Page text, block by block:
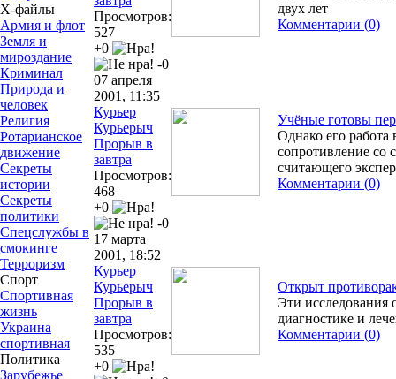
Х-файлы
Армия и флот
Земля и
мироздание
Криминал
Природа и
человек
Религия
Ротарианское
движение
Секреты
истории
Секреты
политики
Спецслужбы в
смокинге
Терроризм
Спорт
Спортивная
жизнь
Украина
спортивная
Политика
Зарубежье
Просмотров:
527
+0
-0
двух лет
Комментарии (0)
07 апреля
2001, 11:35
Курьер
Курьерыч
Прорыв в
завтра
Просмотров:
468
+0
-0
Учёные готовы
Однако его работа
сопротивление со
считающего
Комментарии (0)
17 марта
2001, 18:52
Курьер
Курьерыч
Прорыв в
завтра
Просмотров:
535
+0
Открыт
Эти исследования
диагностике и
Комментарии (0)